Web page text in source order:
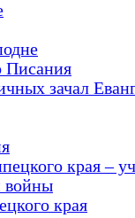
Писания
зачал
края –
войны
края